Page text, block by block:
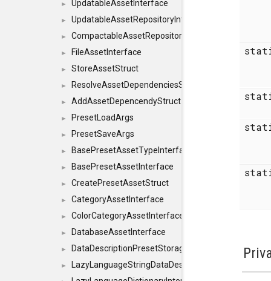
► UpdatableAssetInterface
► UpdatableAssetRepositoryInterface
► CompactableAssetRepositoryInterface
► FileAssetInterface
► StoreAssetStruct
► ResolveAssetDependenciesStruct
► AddAssetDepencendyStruct
► PresetLoadArgs
► PresetSaveArgs
► BasePresetAssetTypeInterface
► BasePresetAssetInterface
► CreatePresetAssetStruct
► CategoryAssetInterface
► ColorCategoryAssetInterface
► DatabaseAssetInterface
► DataDescriptionPresetStorageInterface
►